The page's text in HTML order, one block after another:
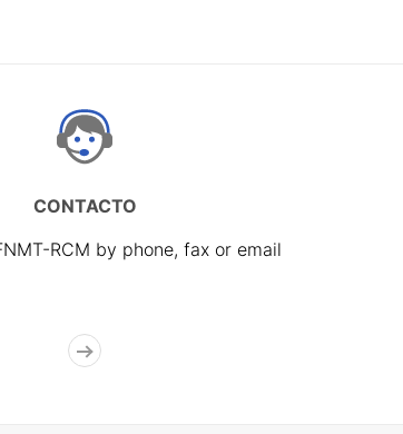
CONTACTO
RCM by phone, fax or email